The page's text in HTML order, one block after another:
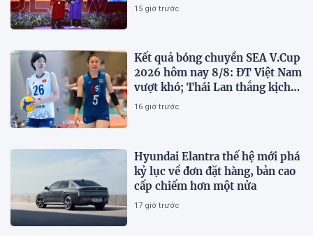
15 giờ trước
Kết quả bóng chuyền SEA V.Cup
2026 hôm nay 8/8: ĐT Việt Nam
vượt khó; Thái Lan thắng kịch
tính
16 giờ trước
Hyundai Elantra thế hệ mới phá
kỷ lục về đơn đặt hàng, bản cao
cấp chiếm hơn một nửa
17 giờ trước